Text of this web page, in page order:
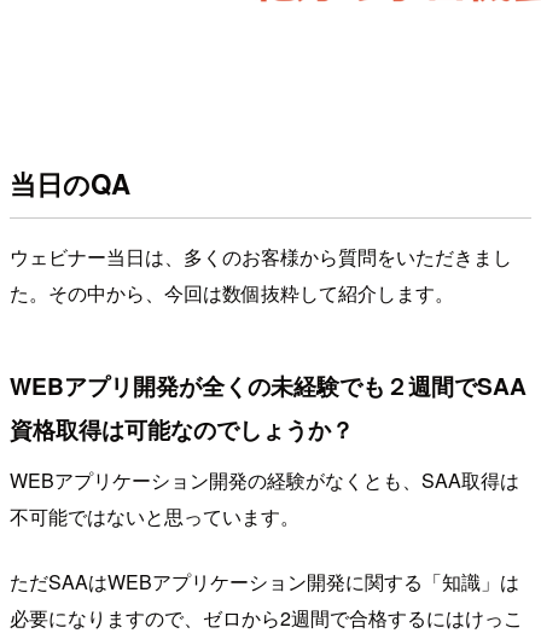
当日のQA
ウェビナー当日は、多くのお客様から質問をいただきまし
た。その中から、今回は数個抜粋して紹介します。
WEBアプリ開発が全くの未経験でも２週間でSAA
資格取得は可能なのでしょうか？
WEBアプリケーション開発の経験がなくとも、SAA取得は
不可能ではないと思っています。
ただSAAはWEBアプリケーション開発に関する「知識」は
必要になりますので、ゼロから2週間で合格するにはけっこ